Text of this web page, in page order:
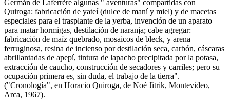
Germán de Laferrère algunas " aventuras" compartidas con
Quiroga: fabricación de yateí (dulce de maní y miel) y de macetas
especiales para el trasplante de la yerba, invención de un aparato
para matar hormigas, destilación de naranja; cabe agregar:
fabricación de maíz quebrado, mosaicos de bleck, y arena
ferruginosa, resina de incienso por destilación seca, carbón, cáscaras
abrillantadas de apepí, tintura de lapacho precipitada por la potasa,
extracción de caucho, construcción de secadores y carriles; pero su
ocupación primera es, sin duda, el trabajo de la tierra".
("Cronología", en Horacio Quiroga, de Noé Jitrik, Montevideo,
Arca, 1967).